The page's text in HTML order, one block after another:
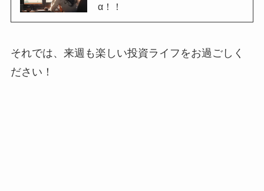
α！！
それでは、来週も楽しい投資ライフをお過ごしく
ださい！